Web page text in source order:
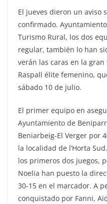
El jueves dieron un aviso
confirmado.
Turismo Rural, los dos
regular, también lo han
verán las caras en la gran
Raspall élite femenino,
sábado 10 de julio.
El primer equipo en
Ayuntamiento de
Beniarbeig-El Verger por
la localidad de l’Horta
los primeros dos juegos,
Noelia han puesto la
30-15 en el marcador. A
conquistado por Fanni,